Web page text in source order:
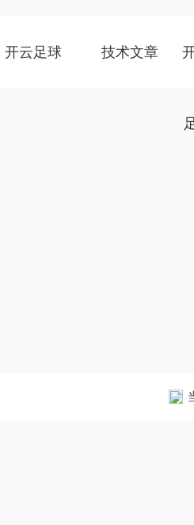
开云足球 技术文章